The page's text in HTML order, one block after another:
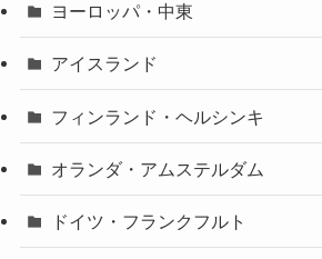
ヨーロッパ・中東
アイスランド
フィンランド・ヘルシンキ
オランダ・アムステルダム
ドイツ・フランクフルト